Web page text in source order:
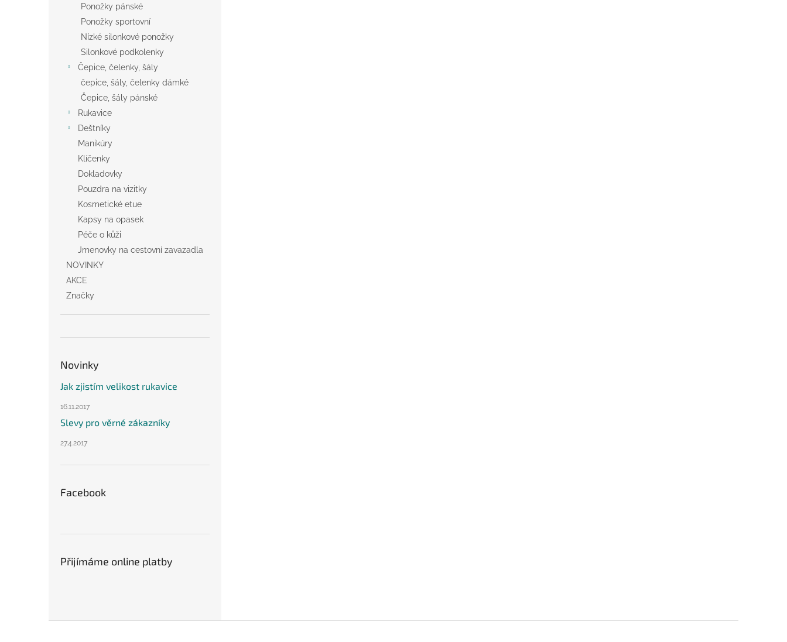
Ponožky pánské
Ponožky sportovní
Nízké silonkové ponožky
Silonkové podkolenky
Čepice, čelenky, šály
čepice, šály, čelenky dámké
Čepice, šály pánské
Rukavice
Deštníky
Manikúry
Klíčenky
Dokladovky
Pouzdra na vizitky
Kosmetické etue
Kapsy na opasek
Péče o kůži
Jmenovky na cestovní zavazadla
NOVINKY
AKCE
Značky
Novinky
Jak zjistím velikost rukavice
16.11.2017
Slevy pro věrné zákazníky
27.4.2017
Facebook
Přijímáme online platby